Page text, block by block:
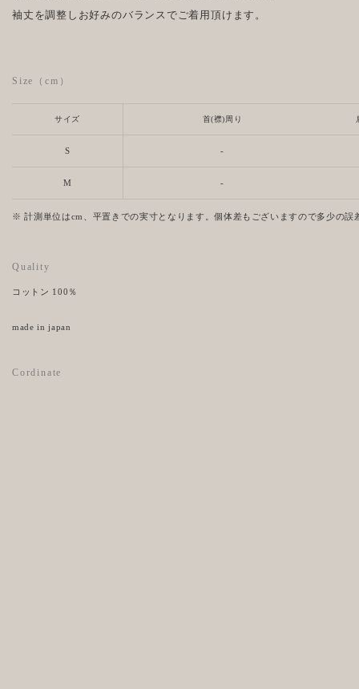
袖丈を調整しお好みのバランスでご着用頂けます。
Size（cm）
サイズ 首(襟)周り
S -
M -
※ 計測単位はcm、平置きでの実寸となります。個体差もございますので多少の誤
Quality
コットン 100％
made in japan
Cordinate